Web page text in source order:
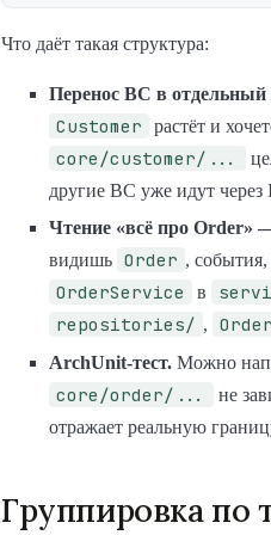
Что даёт такая структура:
Перенос BC в
Customer растёт и
core/customer/...
другие BC уже идут через
Чтение «всё про Order»
видишь Order ,
OrderService в
repositories/ ,
ArchUnit-тест. Можно
core/order/... не
отражает реальную
Группировка по